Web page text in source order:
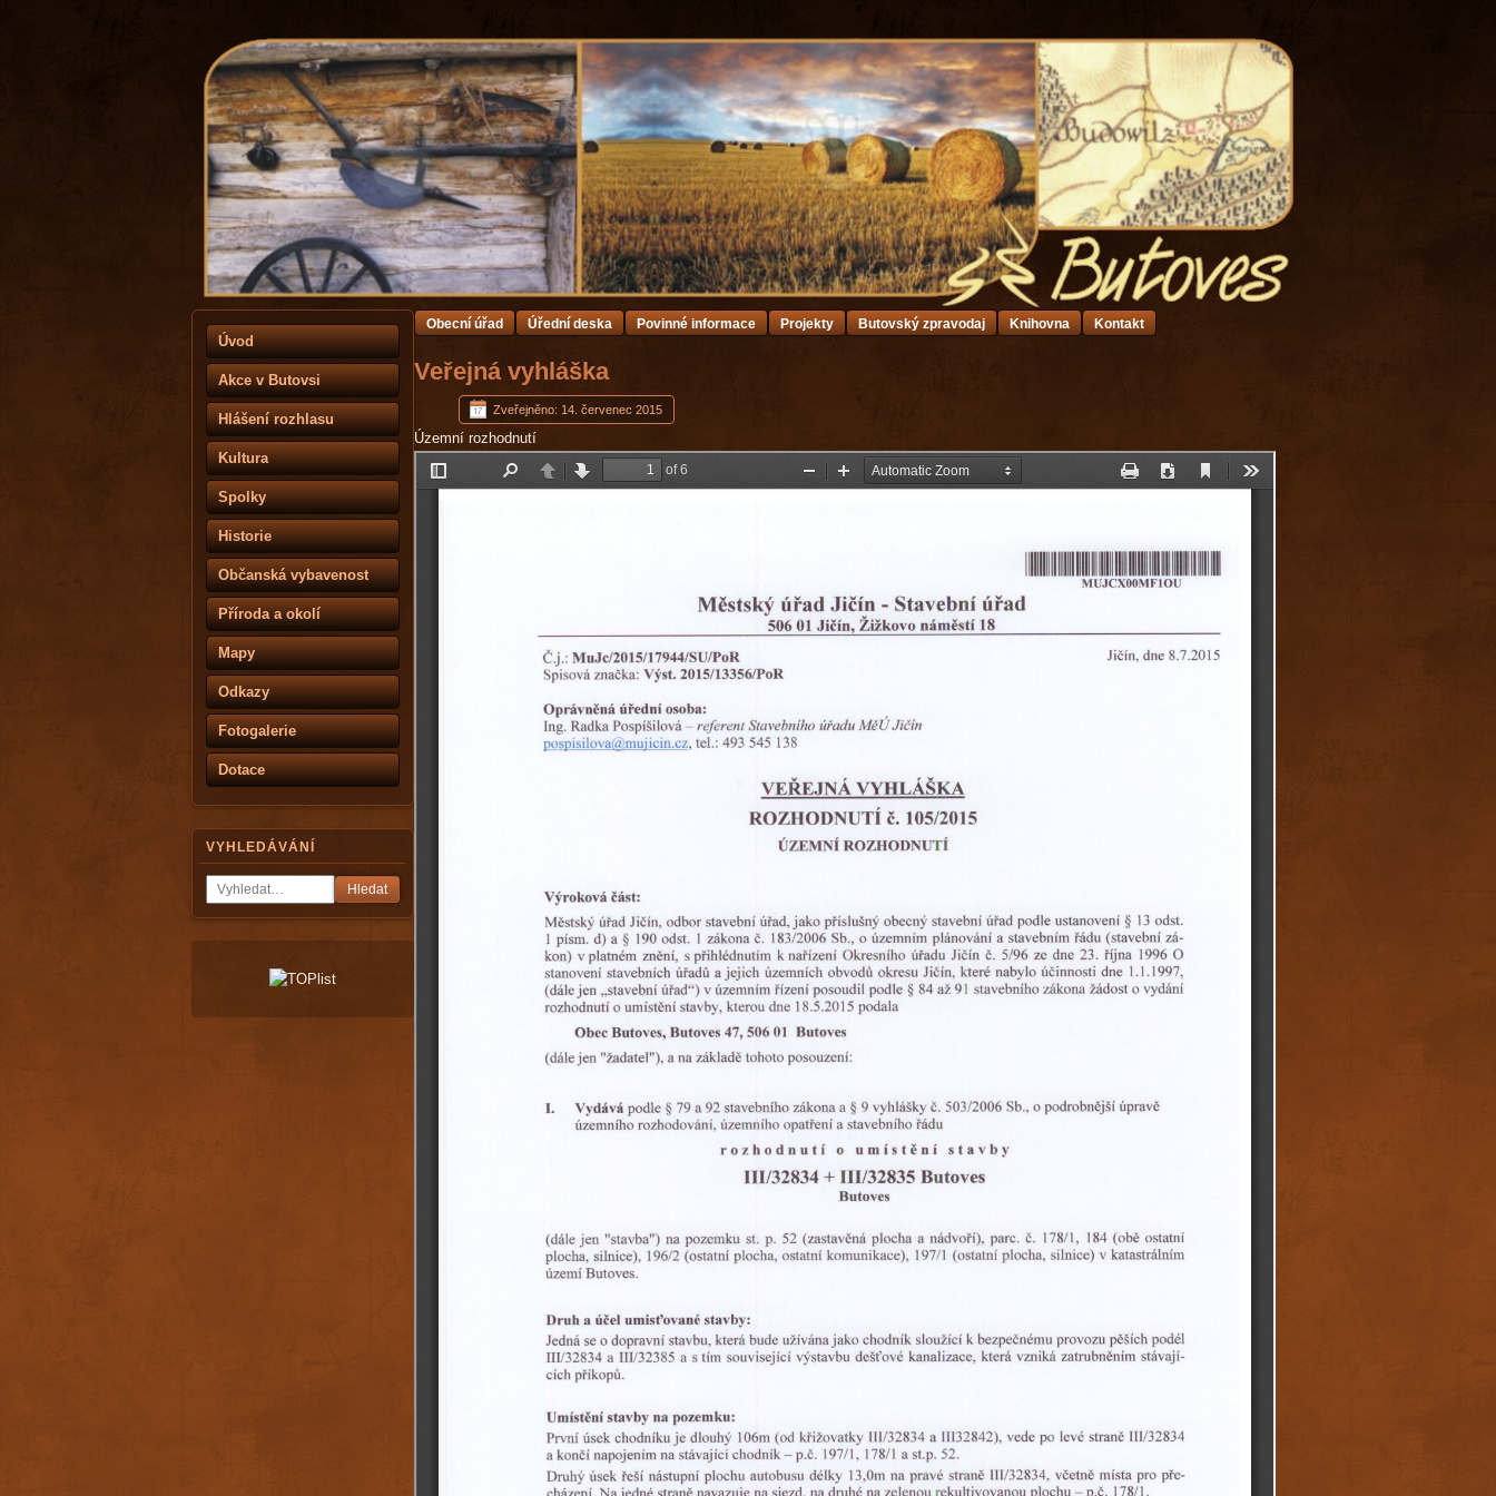
Úvod
Akce v Butovsi
Hlášení rozhlasu
Kultura
Spolky
Historie
Občanská vybavenost
Příroda a okolí
Mapy
Odkazy
Fotogalerie
Dotace
VYHLEDÁVÁNÍ
Hledat
Obecní úřad Úřední deska Povinné informace Projekty Butovský zpravodaj Knihovna Kontakt
Veřejná vyhláška
Zveřejněno: 14. červenec 2015
Územní rozhodnutí